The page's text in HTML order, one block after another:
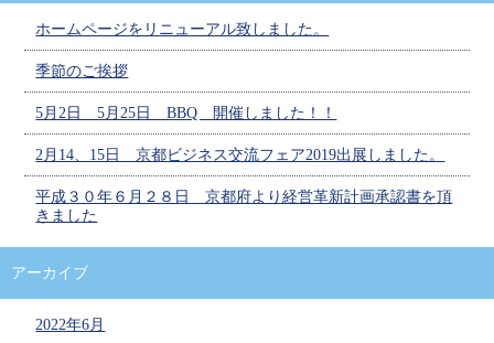
ホームページをリニューアル致しました。
季節のご挨拶
5月2日 5月25日 BBQ 開催しました！！
2月14、15日 京都ビジネス交流フェア2019出展しました。
平成３０年６月２８日 京都府より経営革新計画承認書を頂
きました
アーカイブ
2022年6月